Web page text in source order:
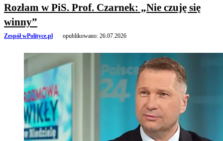
Rozłam w PiS. Prof. Czarnek: „Nie czuję się
winny”
Zespół wPolityce.pl opublikowano: 26.07.2026